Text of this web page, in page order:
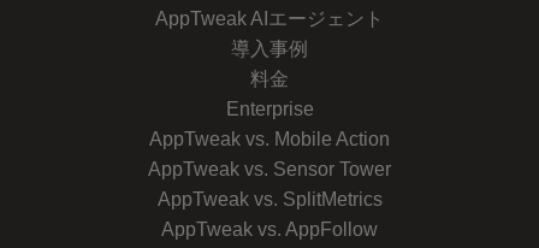
AppTweak AIエージェント
導入事例
料金
Enterprise
AppTweak vs. Mobile Action
AppTweak vs. Sensor Tower
AppTweak vs. SplitMetrics
AppTweak vs. AppFollow